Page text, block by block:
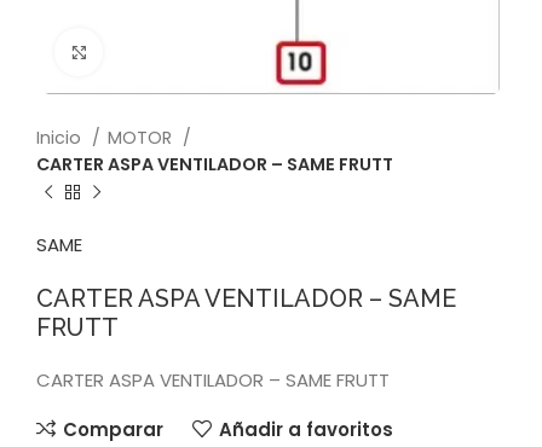
Inicio
MOTOR
CARTER ASPA VENTILADOR – SAME FRUTT
SAME
CARTER ASPA VENTILADOR – SAME
FRUTT
CARTER ASPA VENTILADOR – SAME FRUTT
Comparar
Añadir a favoritos